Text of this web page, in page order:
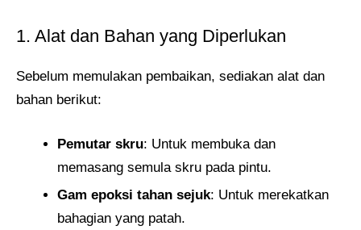
1. Alat dan Bahan yang Diperlukan
Sebelum memulakan pembaikan, sediakan alat dan
bahan berikut:
Pemutar skru: Untuk membuka dan
memasang semula skru pada pintu.
Gam epoksi tahan sejuk: Untuk merekatkan
bahagian yang patah.